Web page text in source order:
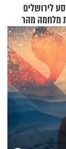
לירושלים
מלחמה מהר